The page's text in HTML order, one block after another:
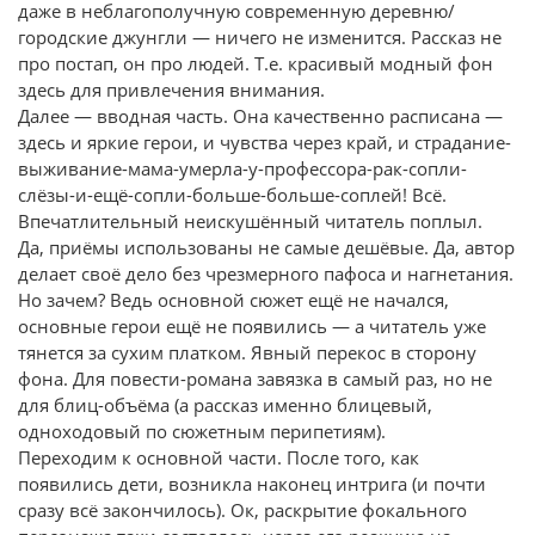
даже в неблагополучную современную деревню/
городские джунгли — ничего не изменится. Рассказ не
про постап, он про людей. Т.е. красивый модный фон
здесь для привлечения внимания.
Далее — вводная часть. Она качественно расписана —
здесь и яркие герои, и чувства через край, и страдание-
выживание-мама-умерла-у-профессора-рак-сопли-
слёзы-и-ещё-сопли-больше-больше-соплей! Всё.
Впечатлительный неискушённый читатель поплыл.
Да, приёмы использованы не самые дешёвые. Да, автор
делает своё дело без чрезмерного пафоса и нагнетания.
Но зачем? Ведь основной сюжет ещё не начался,
основные герои ещё не появились — а читатель уже
тянется за сухим платком. Явный перекос в сторону
фона. Для повести-романа завязка в самый раз, но не
для блиц-объёма (а рассказ именно блицевый,
одноходовый по сюжетным перипетиям).
Переходим к основной части. После того, как
появились дети, возникла наконец интрига (и почти
сразу всё закончилось). Ок, раскрытие фокального